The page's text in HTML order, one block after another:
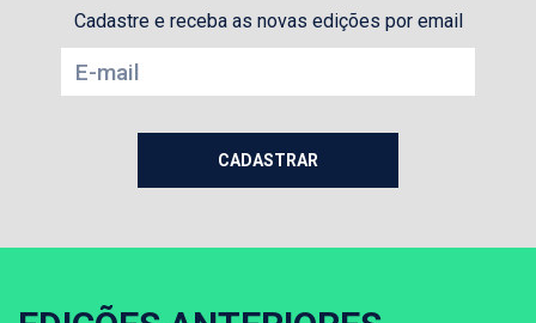
Cadastre e receba as novas edições por email